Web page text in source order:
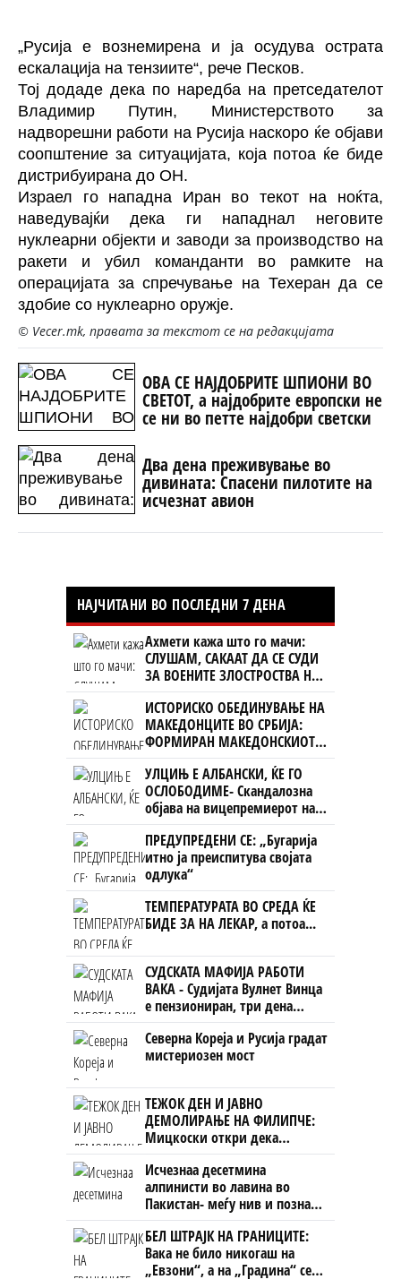
„Русија е вознемирена и ја осудува острата
ескалација на тензиите“, рече Песков.
Тој додаде дека по наредба на претседателот
Владимир Путин, Министерството за
надворешни работи на Русија наскоро ќе објави
соопштение за ситуацијата, која потоа ќе биде
дистрибуирана до ОН.
Израел го нападна Иран во текот на ноќта,
наведувајќи дека ги нападнал неговите
нуклеарни објекти и заводи за производство на
ракети и убил команданти во рамките на
операцијата за спречување на Техеран да се
здобие со нуклеарно оружје.
© Vecer.mk, правата за текстот се на редакцијата
ОВА СЕ НАЈДОБРИТЕ ШПИОНИ ВО
СВЕТОТ, а најдобрите европски не
се ни во петте најдобри светски
Два дена преживување во
дивината: Спасени пилотите на
исчезнат авион
НАЈЧИТАНИ ВО ПОСЛЕДНИ 7 ДЕНА
Ахмети кажа што го мачи:
СЛУШАМ, САКААТ ДА СЕ СУДИ
ЗА ВОЕНИТЕ ЗЛОСТРОСТВА НА
УЧК...
ИСТОРИСКО ОБЕДИНУВАЊЕ НА
МАКЕДОНЦИТЕ ВО СРБИЈА:
ФОРМИРАН МАКЕДОНСКИОТ
НАЦИОНАЛЕН СОЈУЗ
УЛЦИЊ Е АЛБАНСКИ, ЌЕ ГО
ОСЛОБОДИМЕ- Скандалозна
објава на вицепремиерот на
Црна Гора
ПРЕДУПРЕДЕНИ СЕ: „Бугарија
итно ја преиспитува својата
одлука“
ТЕМПЕРАТУРАТА ВО СРЕДА ЌЕ
БИДЕ ЗА НА ЛЕКАР, а потоа...
СУДСКАТА МАФИЈА РАБОТИ
ВАКА - Судијата Вулнет Винца
е пензиониран, три дена
откако му го врати пасошот
на бизнисменот Марковски
Северна Кореја и Русија градат
мистериозен мост
ТЕЖОК ДЕН И ЈАВНО
ДЕМОЛИРАЊЕ НА ФИЛИПЧЕ:
Мицкоски откри дека
човекот појма нема од
ништо, освен за кеш
Исчезнаа десетмина
алпинисти во лавина во
Пакистан- меѓу нив и познат
Непалец
БЕЛ ШТРАЈК НА ГРАНИЦИТЕ:
Вака не било никогаш на
„Евзони“, а на „Градина“ се